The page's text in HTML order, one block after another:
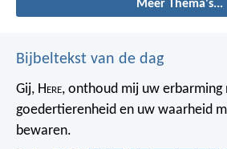
Meer Thema's...
Bijbeltekst van de dag
Gij, Here, onthoud mij uw erbarming
goedertierenheid en uw waarheid
bewaren.